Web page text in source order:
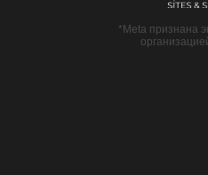
*Meta признана